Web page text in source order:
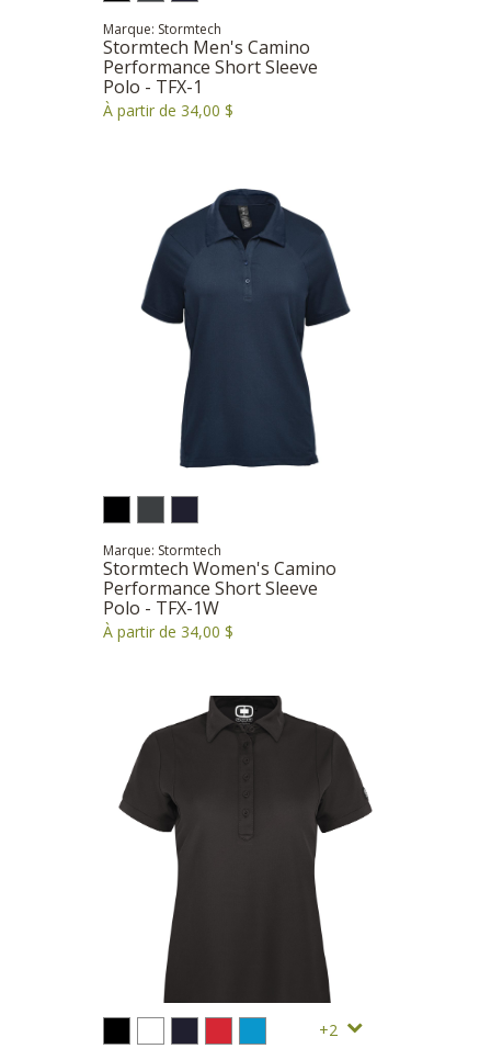
Marque: Stormtech
Stormtech Men's Camino
Performance Short Sleeve
Polo - TFX-1
À partir de 34,00 $
Marque: Stormtech
Stormtech Women's Camino
Performance Short Sleeve
Polo - TFX-1W
À partir de 34,00 $
2